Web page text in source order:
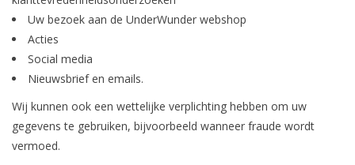
Uw bezoek aan de UnderWunder webshop
Acties
Social media
Nieuwsbrief en emails.
Wij kunnen ook een wettelijke verplichting hebben om uw
gegevens te gebruiken, bijvoorbeeld wanneer fraude wordt
vermoed.